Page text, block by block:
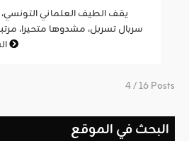
يقف الطيف العلماني
سربال تسربل، مشدوها متحيرا،
4 / 16 Posts
البحث في الموقع